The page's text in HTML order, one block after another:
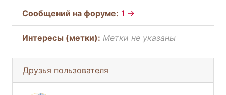
Cообщений на форуме: 1 →
Интересы (метки): Метки не указаны
Друзья пользователя